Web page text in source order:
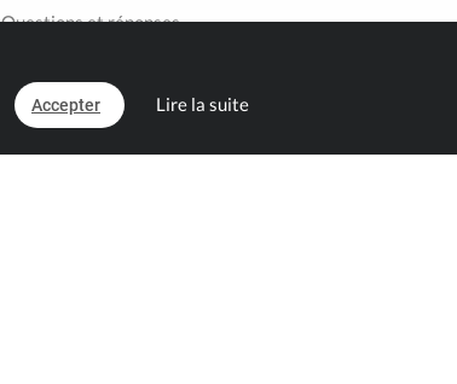
Questions et réponses
Accepter Lire la suite